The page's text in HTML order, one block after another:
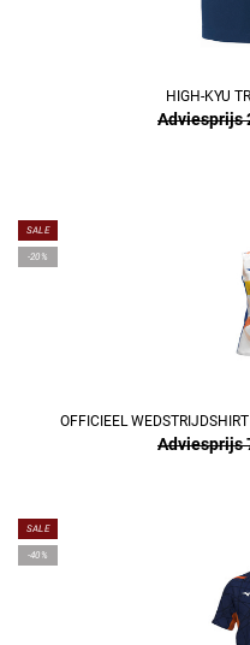
HIGH-KYU
Adviesprijs
SALE
-20%
OFFICIEEL
Adviesprijs
SALE
-40%